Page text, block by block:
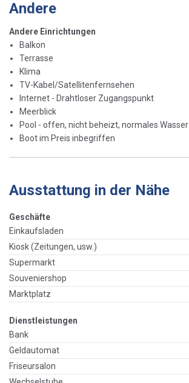
Andere
Andere Einrichtungen
Balkon
Terrasse
Klima
TV-Kabel/Satellitenfernsehen
Internet - Drahtloser Zugangspunkt
Meerblick
Pool - offen, nicht beheizt, normales Wasser
Boot im Preis inbegriffen
Ausstattung in der Nähe
Geschäfte
Einkaufsladen
Kiosk (Zeitungen, usw.)
Supermarkt
Souveniershop
Marktplatz
Dienstleistungen
Bank
Geldautomat
Friseursalon